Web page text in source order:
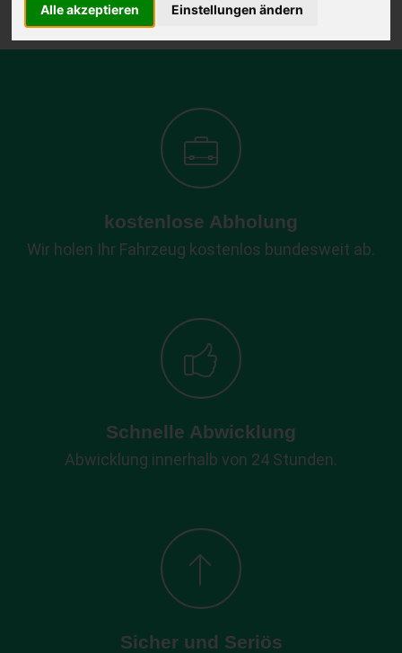
Alle akzeptieren Einstellungen ändern
Wir garantieren 100% Sicherheit.
kostenlose Abholung
Wir holen Ihr Fahrzeug kostenlos bundesweit ab.
Schnelle Abwicklung
Abwicklung innerhalb von 24 Stunden.
Sicher und Seriös